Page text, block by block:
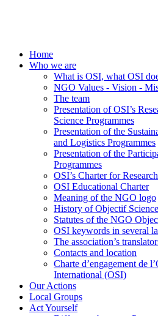
Home
Who we are
What is OSI, what OSI
NGO Values - Vision -
The team
Presentation of OSI’s
Science Programmes
Presentation of the
and Logistics Programmes
Presentation of the
Programmes
OSI’s Charter for
OSI Educational Charter
Meaning of the NGO logo
History of Objectif
Statutes of the NGO
OSI keywords in several
The association’s
Contacts and location
Charte d’engagement de
International (OSI)
Our Actions
Local Groups
Act Yourself